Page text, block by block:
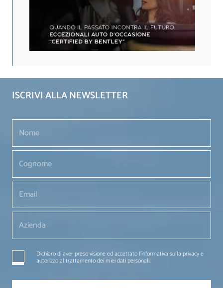
ISCRIVI ALLA NEWSLETTER
Dichiaro di aver preso visione ed accettato l'informativa sulla privacy e
autorizzo al trattamento dei miei dati personali.